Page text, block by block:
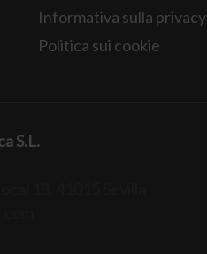
Informativa sulla privacy
Politica sui cookie
S.L.